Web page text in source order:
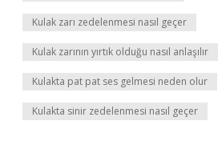
Kulak zarı zedelenmesi nasıl geçer
Kulak zarının yırtık olduğu nasıl anlaşılır
Kulakta pat pat ses gelmesi neden olur
Kulakta sinir zedelenmesi nasıl geçer